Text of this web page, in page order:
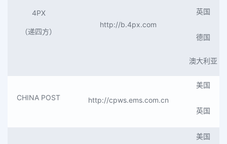
4PX
（递四方）
http://b.4px.com
英国
德国
澳大利亚
CHINA POST http://cpws.ems.com.cn
美国
英国
美国